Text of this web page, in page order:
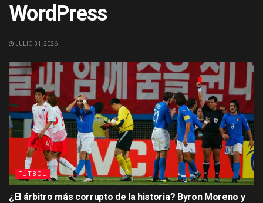
WordPress
JULIO 31, 2026
FÚTBOL
¿El árbitro más corrupto de la historia? Byron Moreno y